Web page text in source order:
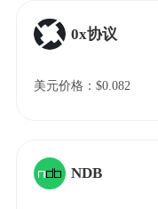
0x协议
美元价格：$0.082
NDB